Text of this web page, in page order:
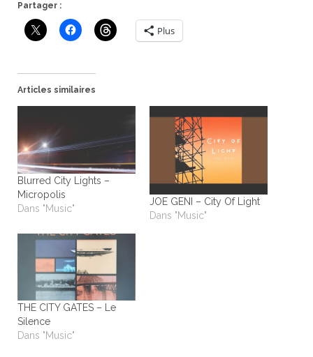
Partager :
Plus
Articles similaires
Blurred City Lights –
Micropolis
Dans "Music"
JOE GENI – City Of Light
Dans "Music"
THE CITY GATES – Le
Silence
Dans "Music"